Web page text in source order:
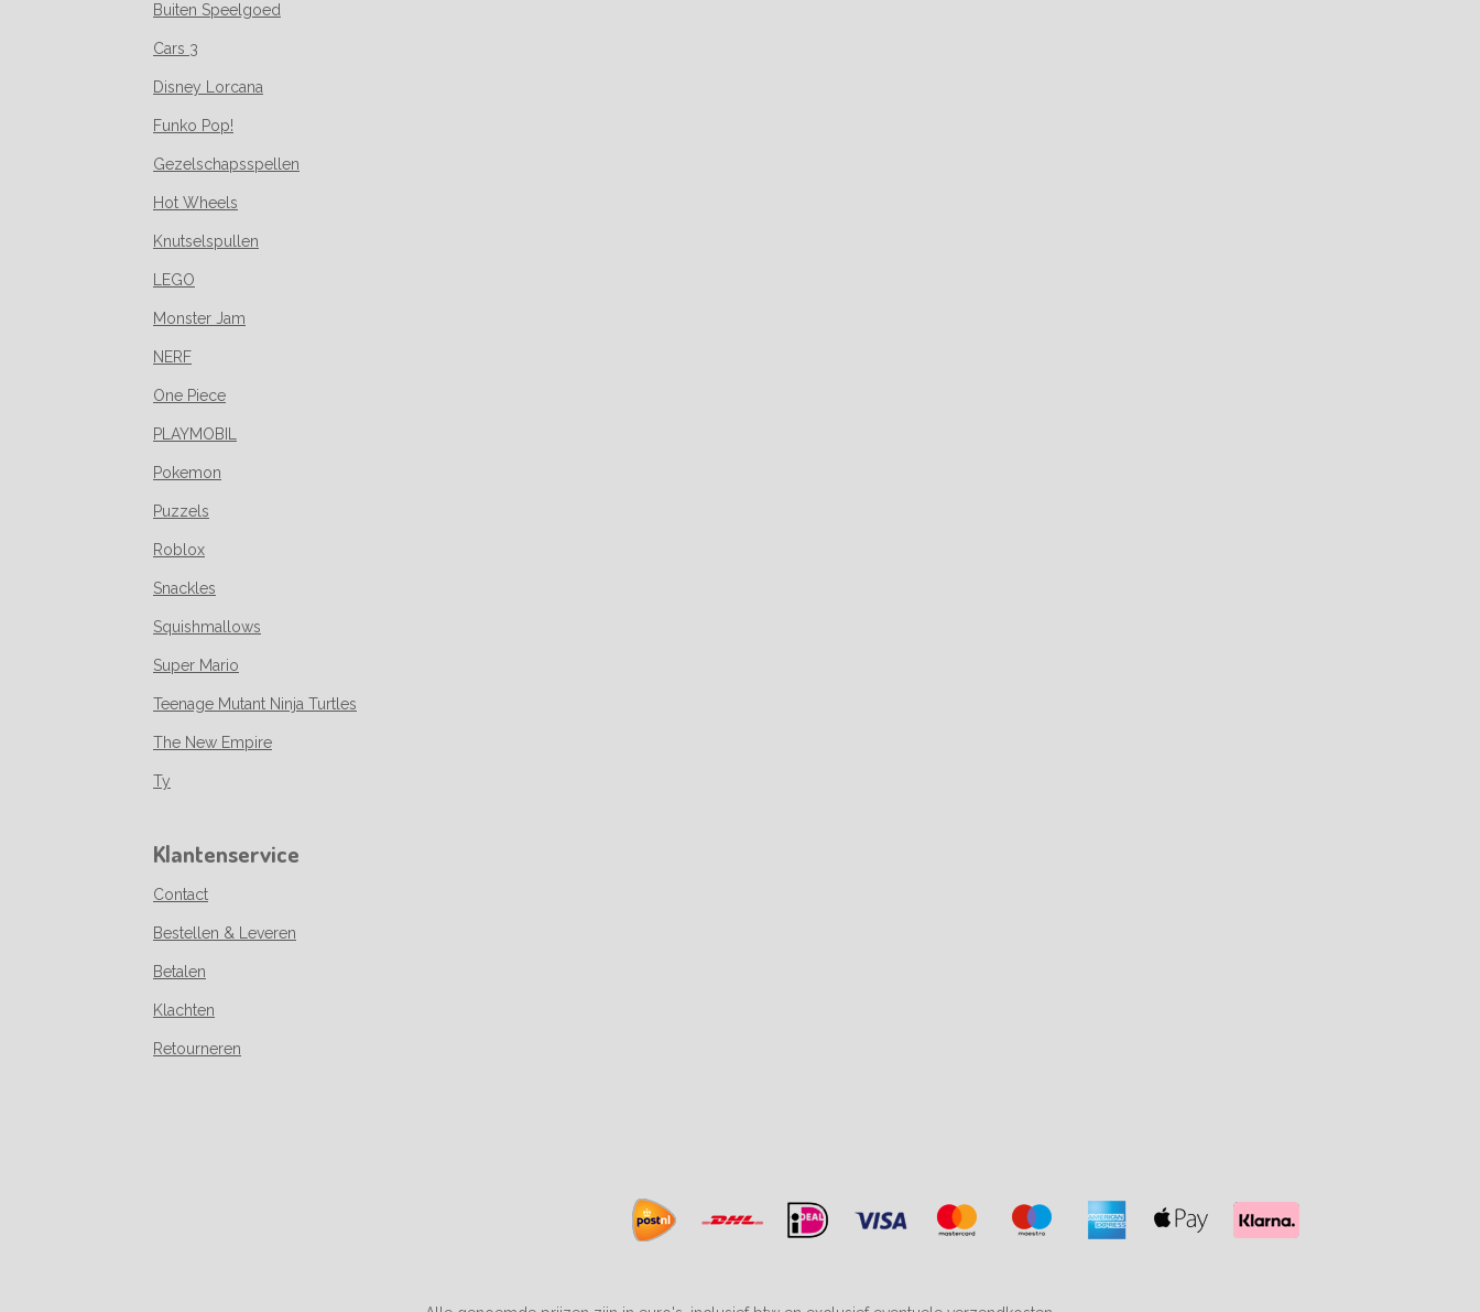
Buiten Speelgoed
Cars 3
Disney Lorcana
Funko Pop!
Gezelschapsspellen
Hot Wheels
Knutselspullen
LEGO
Monster Jam
NERF
One Piece
PLAYMOBIL
Pokemon
Puzzels
Roblox
Snackles
Squishmallows
Super Mario
Teenage Mutant Ninja Turtles
The New Empire
Ty
Klantenservice
Contact
Bestellen & Leveren
Betalen
Klachten
Retourneren